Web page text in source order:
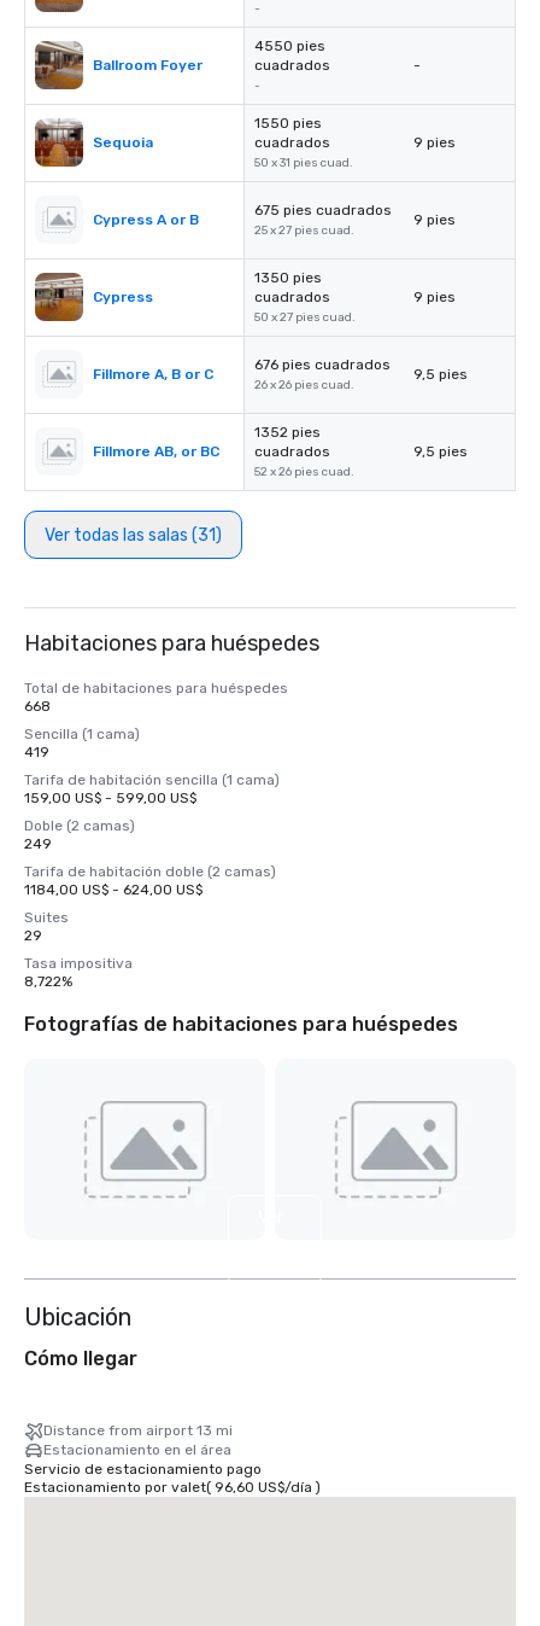
-
Ballroom Foyer
4550 pies
cuadrados
-
-
Sequoia
1550 pies
cuadrados
50 x 31 pies cuad.
9 pies
Cypress A or B
675 pies cuadrados
25 x 27 pies cuad.
9 pies
Cypress
1350 pies
cuadrados
50 x 27 pies cuad.
9 pies
Fillmore A, B or C
676 pies cuadrados
26 x 26 pies cuad.
9,5 pies
Fillmore AB, or BC
1352 pies
cuadrados
52 x 26 pies cuad.
9,5 pies
Ver todas las salas (31)
Habitaciones para huéspedes
Total de habitaciones para huéspedes
668
Sencilla (1 cama)
419
Tarifa de habitación sencilla (1 cama)
159,00 US$ - 599,00 US$
Doble (2 camas)
249
Tarifa de habitación doble (2 camas)
1184,00 US$ - 624,00 US$
Suites
29
Tasa impositiva
8,722%
Fotografías de habitaciones para huéspedes
Ubicación
Cómo llegar
Distance from airport 13 mi
Estacionamiento en el área
Servicio de estacionamiento pago
Estacionamiento por valet( 96,60 US$/día )